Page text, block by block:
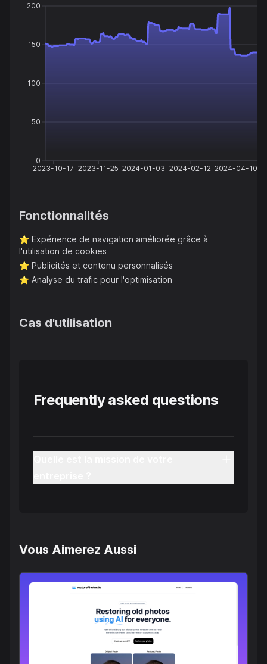
2023-10-17 2023-11-25 2024-01-03 2024-02-12 2024-04-10
0
50
100
150
200
Fonctionnalités
⭐️ Expérience de navigation améliorée grâce à
l'utilisation de cookies
⭐️ Publicités et contenu personnalisés
⭐️ Analyse du trafic pour l'optimisation
Cas d'utilisation
Frequently asked questions
Vous Aimerez Aussi